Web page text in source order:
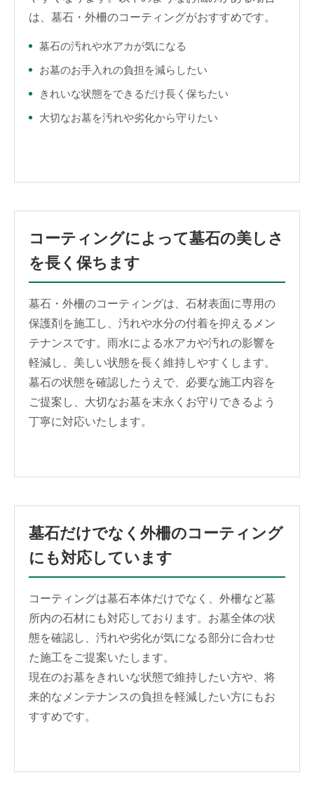
は、墓石・外柵のコーティングがおすすめです。
墓石の汚れや水アカが気になる
お墓のお手入れの負担を減らしたい
きれいな状態をできるだけ長く保ちたい
大切なお墓を汚れや劣化から守りたい
コーティングによって墓石の美しさ
を長く保ちます
墓石・外柵のコーティングは、石材表面に専用の
保護剤を施工し、汚れや水分の付着を抑えるメン
テナンスです。雨水による水アカや汚れの影響を
軽減し、美しい状態を長く維持しやすくします。
墓石の状態を確認したうえで、必要な施工内容を
ご提案し、大切なお墓を末永くお守りできるよう
丁寧に対応いたします。
墓石だけでなく外柵のコーティング
にも対応しています
コーティングは墓石本体だけでなく、外柵など墓
所内の石材にも対応しております。お墓全体の状
態を確認し、汚れや劣化が気になる部分に合わせ
た施工をご提案いたします。
現在のお墓をきれいな状態で維持したい方や、将
来的なメンテナンスの負担を軽減したい方にもお
すすめです。